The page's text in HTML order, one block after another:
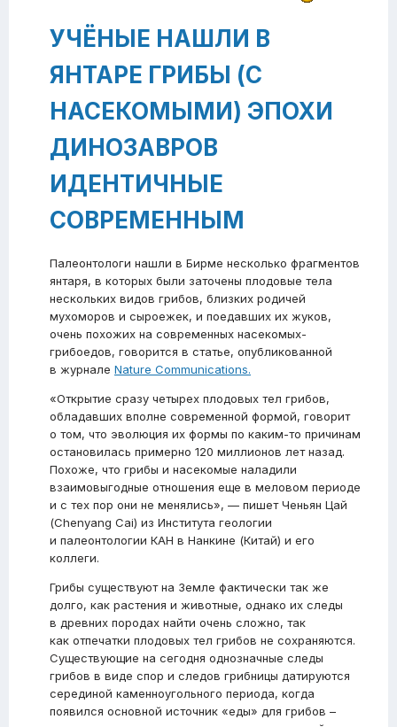
УЧЁНЫЕ НАШЛИ В
ЯНТАРЕ ГРИБЫ (С
НАСЕКОМЫМИ) ЭПОХИ
ДИНОЗАВРОВ
ИДЕНТИЧНЫЕ
СОВРЕМЕННЫМ
Палеонтологи нашли в Бирме несколько фрагментов
янтаря, в которых были заточены плодовые тела
нескольких видов грибов, близких родичей
мухоморов и сыроежек, и поедавших их жуков,
очень похожих на современных насекомых-
грибоедов, говорится в статье, опубликованной
в журнале Nature Communications.
«Открытие сразу четырех плодовых тел грибов,
обладавших вполне современной формой, говорит
о том, что эволюция их формы по каким-то причинам
остановилась примерно 120 миллионов лет назад.
Похоже, что грибы и насекомые наладили
взаимовыгодные отношения еще в меловом периоде
и с тех пор они не менялись», — пишет Ченьян Цай
(Chenyang Cai) из Института геологии
и палеонтологии КАН в Нанкине (Китай) и его
коллеги.
Грибы существуют на Земле фактически так же
долго, как растения и животные, однако их следы
в древних породах найти очень сложно, так
как отпечатки плодовых тел грибов не сохраняются.
Существующие на сегодня однозначные следы
грибов в виде спор и следов грибницы датируются
серединой каменноугольного периода, когда
появился основной источник «еды» для грибов –